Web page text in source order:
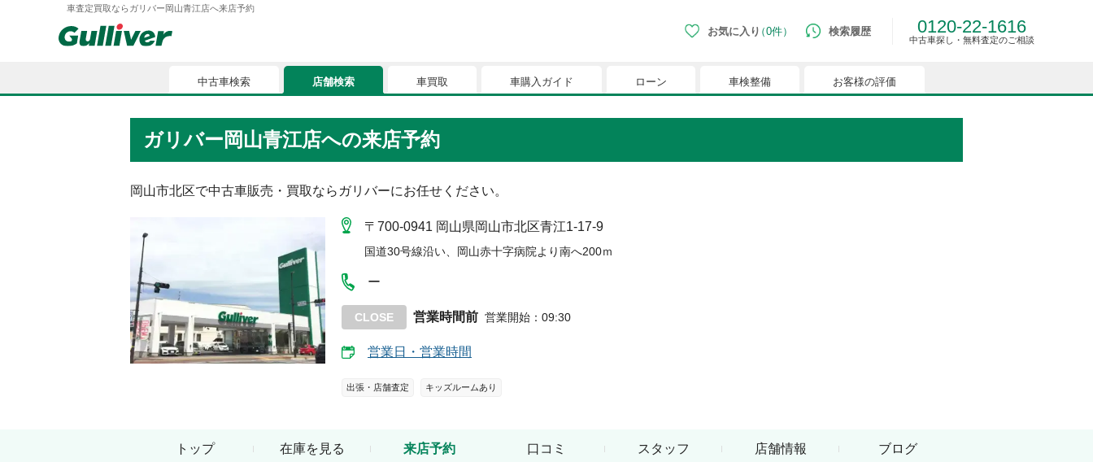
車査定買取ならガリバー岡山青江店へ来店予約
お気に入り 0件
中古車検索
車購入ガイド
車検整備
お客様の評価
現在、お気に入りに登録されているおクルマはございません。
お気に入りに登録すると、あなただけのお気に入りのクルマリストでいつでも簡単に比較ができるようになります。
※「お気に入り」の登録を可能にするためにCookie機能を有効にしてください。
検索履歴 0120-22-1616
中古車探し・無料査定のご相談
中古車検索 店舗検索 車買取 車購入ガイド ローン 車検整備 お客様の評価
ガリバー岡山青江店への来店予約
岡山市北区で中古車販売・買取ならガリバーにお任せください。
〒700-0941 岡山県岡山市北区青江1-17-9
国道30号線沿い、岡山赤十字病院より南へ200ｍ
ー
CLOSE 営業時間前 営業開始 ： 09:30
営業日・営業時間
出張・店舗査定 キッズルームあり
トップ 在庫を見る 来店予約 口コミ スタッフ 店舗情報 ブログ